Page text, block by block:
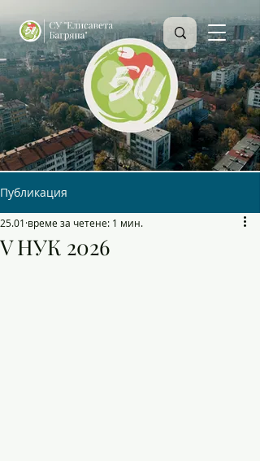
Публикация
V НУК 2026
25.01 време за четене: 1 мин.